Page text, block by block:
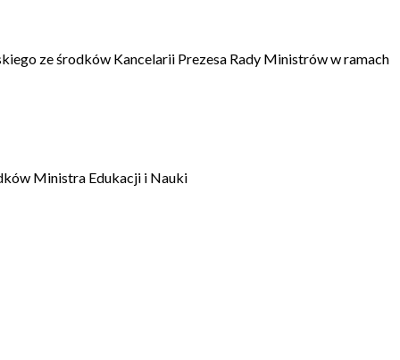
ze środków Kancelarii Prezesa Rady Ministrów w ramach
Ministra Edukacji i Nauki